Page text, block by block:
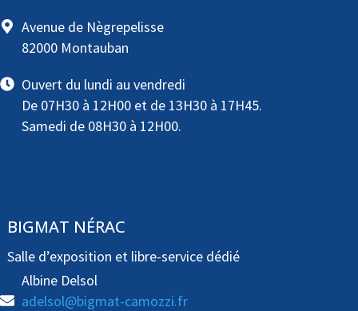
Avenue de Nègrepelisse
82000 Montauban
Ouvert du lundi au vendredi
De 07H30 à 12H00 et de 13H30 à 17H45.
Samedi de 08H30 à 12H00.
BIGMAT NÉRAC
Salle d’exposition et libre-service dédié
Albine Delsol
adelsol@bigmat-camozzi.fr